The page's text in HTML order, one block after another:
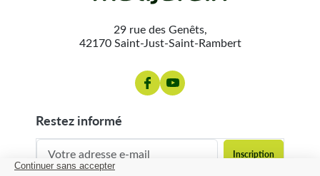
29 rue des Genêts,
42170 Saint-Just-Saint-Rambert
restez informé